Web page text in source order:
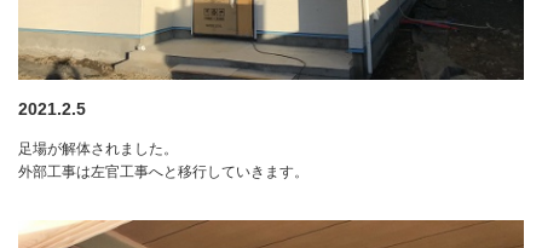
2021.2.5
足場が解体されました。
外部工事は左官工事へと移行していきます。